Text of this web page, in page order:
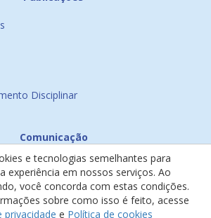
Disciplinar
Comunicação
e tecnologias semelhantes para
experiência em nossos serviços. Ao
você concorda com estas condições.
sobre como isso é feito, acesse
privacidade e Política de cookies